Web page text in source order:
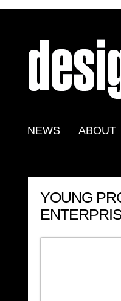
NEWS ABOUT
YOUNG